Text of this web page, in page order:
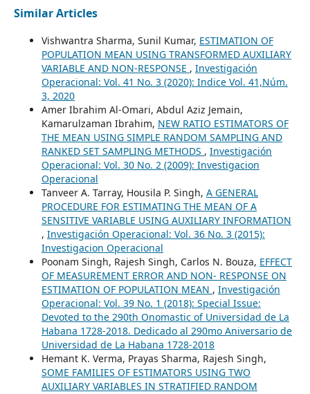
Similar Articles
Vishwantra Sharma, Sunil Kumar, ESTIMATION OF
POPULATION MEAN USING TRANSFORMED AUXILIARY
VARIABLE AND NON-RESPONSE , Investigación
Operacional: Vol. 41 No. 3 (2020): Indice Vol. 41,Núm.
3, 2020
Amer Ibrahim Al-Omari, Abdul Aziz Jemain,
Kamarulzaman Ibrahim, NEW RATIO ESTIMATORS OF
THE MEAN USING SIMPLE RANDOM SAMPLING AND
RANKED SET SAMPLING METHODS , Investigación
Operacional: Vol. 30 No. 2 (2009): Investigacion
Operacional
Tanveer A. Tarray, Housila P. Singh, A GENERAL
PROCEDURE FOR ESTIMATING THE MEAN OF A
SENSITIVE VARIABLE USING AUXILIARY INFORMATION
, Investigación Operacional: Vol. 36 No. 3 (2015):
Investigacion Operacional
Poonam Singh, Rajesh Singh, Carlos N. Bouza, EFFECT
OF MEASUREMENT ERROR AND NON- RESPONSE ON
ESTIMATION OF POPULATION MEAN , Investigación
Operacional: Vol. 39 No. 1 (2018): Special Issue:
Devoted to the 290th Onomastic of Universidad de La
Habana 1728-2018. Dedicado al 290mo Aniversario de
Universidad de La Habana 1728-2018
Hemant K. Verma, Prayas Sharma, Rajesh Singh,
SOME FAMILIES OF ESTIMATORS USING TWO
AUXILIARY VARIABLES IN STRATIFIED RANDOM